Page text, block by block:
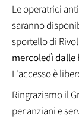
Le operatrici
saranno
sportello di
mercoledì dalle
L'accesso è
Ringraziamo il
per anziani e